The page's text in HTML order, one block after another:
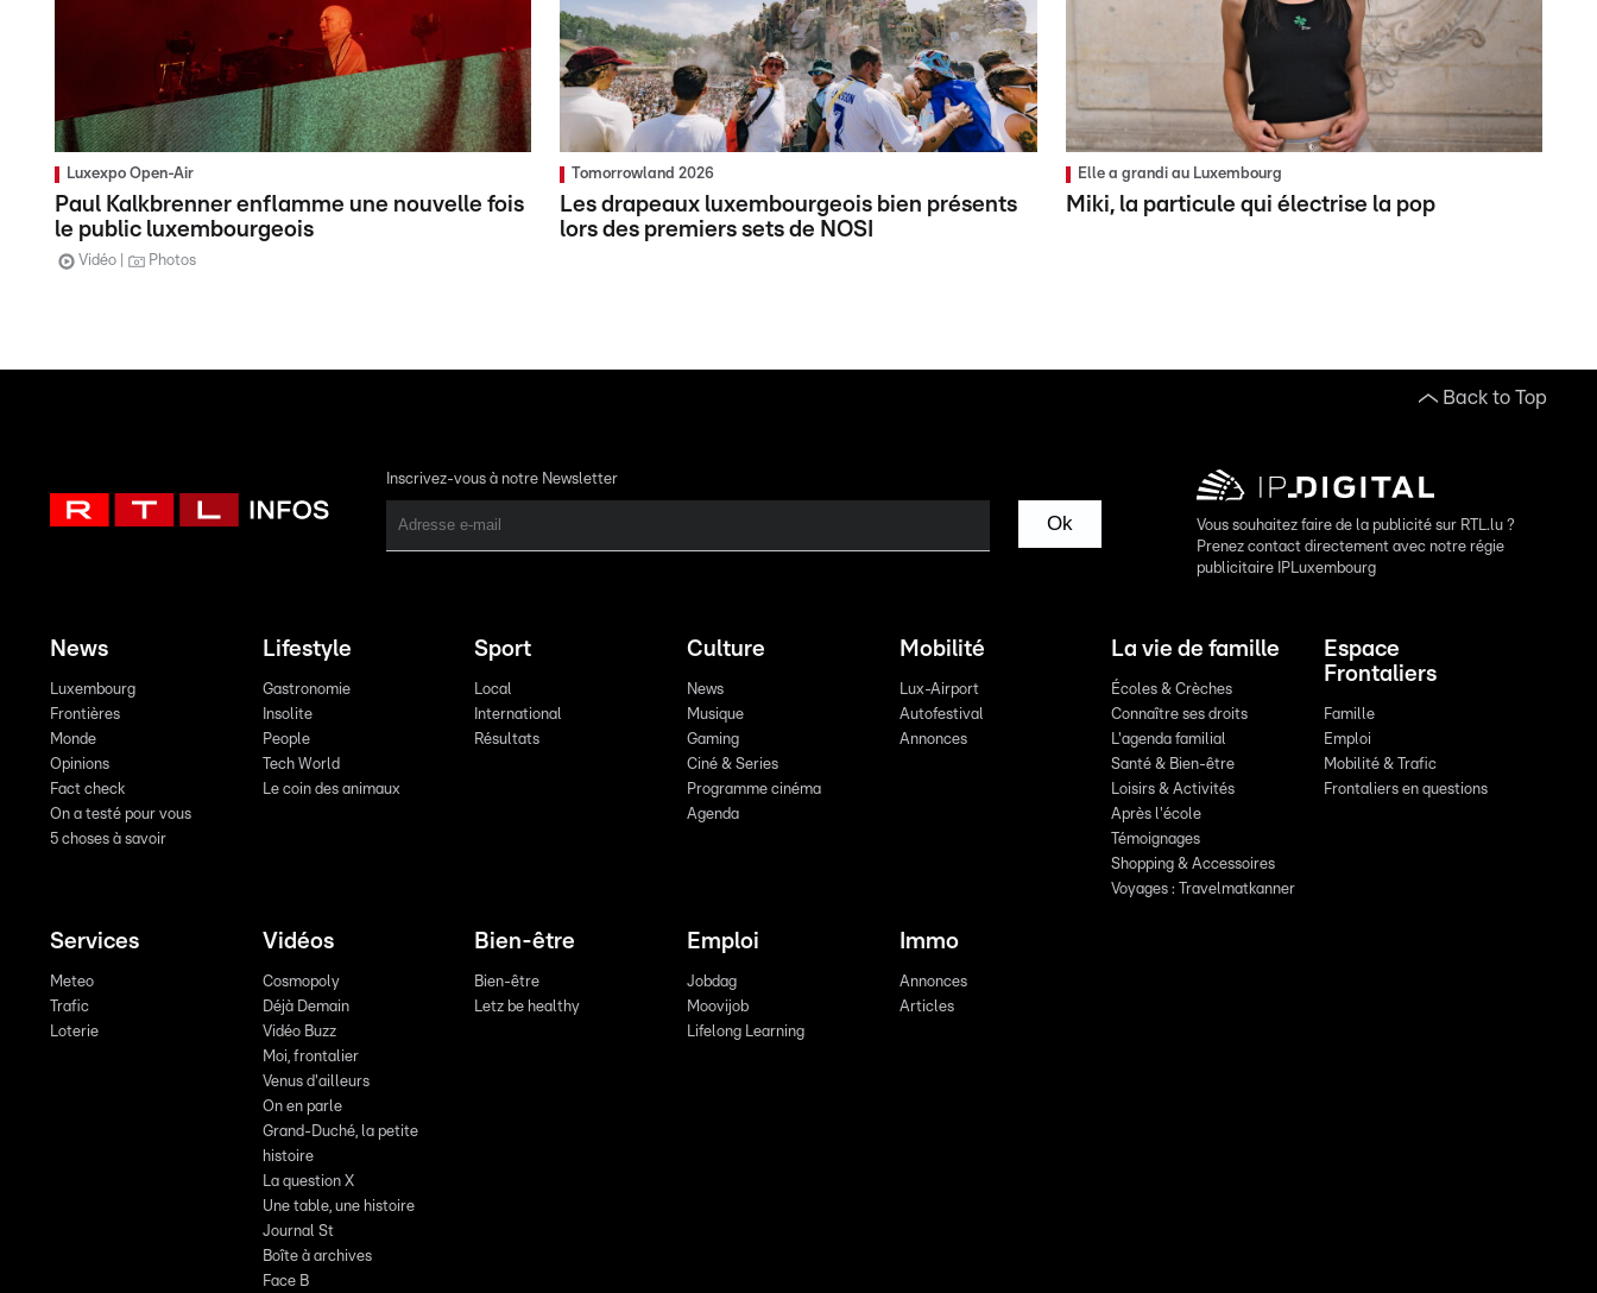
Luxexpo Open-Air
Paul Kalkbrenner enflamme une nouvelle fois
le public luxembourgeois
Vidéo Photos
Tomorrowland 2026
Les drapeaux luxembourgeois bien présents
lors des premiers sets de NOSI
Elle a grandi au Luxembourg
Miki, la particule qui électrise la pop
Back to Top
Inscrivez-vous à notre Newsletter
Ok
Vous souhaitez faire de la publicité sur RTL.lu ?
Prenez contact directement avec notre régie
publicitaire IPLuxembourg
News
Luxembourg
Frontières
Monde
Opinions
Fact check
On a testé pour vous
5 choses à savoir
Lifestyle
Gastronomie
Insolite
People
Tech World
Le coin des animaux
Sport
Local
International
Résultats
Culture
News
Musique
Gaming
Ciné & Series
Programme cinéma
Agenda
Mobilité
Lux-Airport
Autofestival
Annonces
La vie de famille
Écoles & Crèches
Connaître ses droits
L'agenda familial
Santé & Bien-être
Loisirs & Activités
Après l'école
Témoignages
Shopping & Accessoires
Voyages : Travelmatkanner
Espace
Frontaliers
Famille
Emploi
Mobilité & Trafic
Frontaliers en questions
Services
Meteo
Trafic
Loterie
Vidéos
Cosmopoly
Déjà Demain
Vidéo Buzz
Moi, frontalier
Venus d'ailleurs
On en parle
Grand-Duché, la petite
histoire
La question X
Une table, une histoire
Journal St
Boîte à archives
Face B
Bien-être
Bien-être
Letz be healthy
Emploi
Jobdag
Moovijob
Lifelong Learning
Immo
Annonces
Articles